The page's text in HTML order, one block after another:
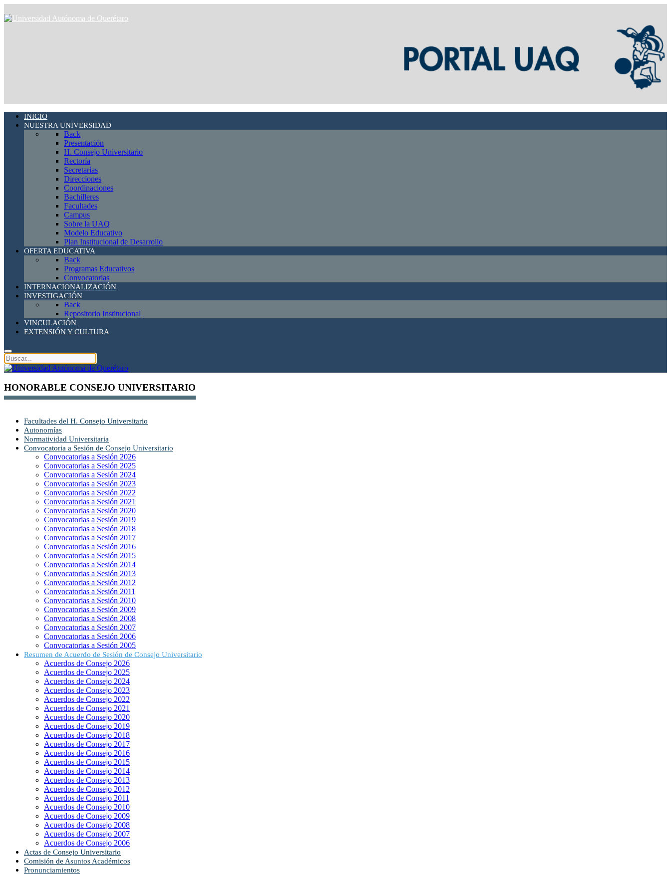
INICIO
NUESTRA UNIVERSIDAD
Back
Presentación
H. Consejo Universitario
Rectoría
Secretarías
Direcciones
Coordinaciones
Bachilleres
Facultades
Campus
Sobre la UAQ
Modelo Educativo
Plan Institucional de Desarrollo
OFERTA EDUCATIVA
Back
Programas Educativos
Convocatorias
INTERNACIONALIZACIÓN
INVESTIGACIÓN
Back
Repositorio Institucional
VINCULACIÓN
EXTENSIÓN Y CULTURA
HONORABLE CONSEJO UNIVERSITARIO
Facultades del H. Consejo Universitario
Autonomías
Normatividad Universitaria
Convocatoria a Sesión de Consejo Universitario
Convocatorias a Sesión 2026
Convocatorias a Sesión 2025
Convocatorias a Sesión 2024
Convocatorias a Sesión 2023
Convocatorias a Sesión 2022
Convocatorias a Sesión 2021
Convocatorias a Sesión 2020
Convocatorias a Sesión 2019
Convocatorias a Sesión 2018
Convocatorias a Sesión 2017
Convocatorias a Sesión 2016
Convocatorias a Sesión 2015
Convocatorias a Sesión 2014
Convocatorias a Sesión 2013
Convocatorias a Sesión 2012
Convocatorias a Sesión 2011
Convocatorias a Sesión 2010
Convocatorias a Sesión 2009
Convocatorias a Sesión 2008
Convocatorias a Sesión 2007
Convocatorias a Sesión 2006
Convocatorias a Sesión 2005
Resumen de Acuerdo de Sesión de Consejo Universitario
Acuerdos de Consejo 2026
Acuerdos de Consejo 2025
Acuerdos de Consejo 2024
Acuerdos de Consejo 2023
Acuerdos de Consejo 2022
Acuerdos de Consejo 2021
Acuerdos de Consejo 2020
Acuerdos de Consejo 2019
Acuerdos de Consejo 2018
Acuerdos de Consejo 2017
Acuerdos de Consejo 2016
Acuerdos de Consejo 2015
Acuerdos de Consejo 2014
Acuerdos de Consejo 2013
Acuerdos de Consejo 2012
Acuerdos de Consejo 2011
Acuerdos de Consejo 2010
Acuerdos de Consejo 2009
Acuerdos de Consejo 2008
Acuerdos de Consejo 2007
Acuerdos de Consejo 2006
Actas de Consejo Universitario
Comisión de Asuntos Académicos
Pronunciamientos